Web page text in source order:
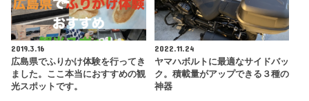
2019.3.16
広島県でふりかけ体験を行ってき
ました。ここ本当におすすめの観
光スポットです。
2022.11.24
ヤマハボルトに最適なサイドバッ
ク。積載量がアップできる３種の
神器